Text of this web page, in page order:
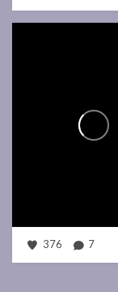
376 7